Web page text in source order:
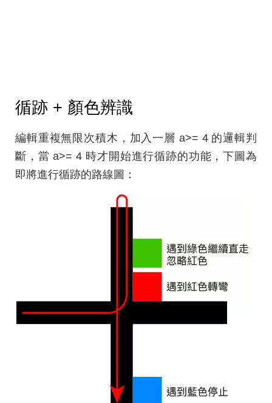
循跡 + 顏色辨識
編輯重複無限次積木，加入一層 a>= 4 的邏輯判
斷，當 a>= 4 時才開始進行循跡的功能，下圖為
即將進行循跡的路線圖：